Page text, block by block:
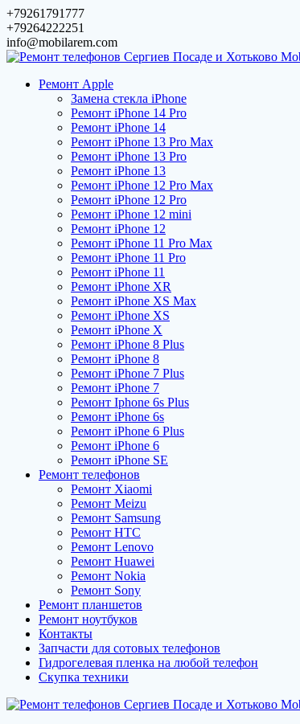
Перейти
к
содержимому
+79261791777
+79264222251
info@mobilarem.com
Ремонт Apple
Замена стекла iPhone
Ремонт iPhone 14 Pro
Ремонт iPhone 14
Ремонт iPhone 13 Pro Max
Ремонт iPhone 13 Pro
Ремонт iPhone 13
Ремонт iPhone 12 Pro Max
Ремонт iPhone 12 Pro
Ремонт iPhone 12 mini
Ремонт iPhone 12
Ремонт iPhone 11 Pro Max
Ремонт iPhone 11 Pro
Ремонт iPhone 11
Ремонт iPhone XR
Ремонт iPhone XS Max
Ремонт iPhone XS
Ремонт iPhone X
Ремонт iPhone 8 Plus
Ремонт iPhone 8
Ремонт iPhone 7 Plus
Ремонт iPhone 7
Ремонт Iphone 6s Plus
Ремонт iPhone 6s
Ремонт iPhone 6 Plus
Ремонт iPhone 6
Ремонт iPhone SE
Ремонт телефонов
Ремонт Xiaomi
Ремонт Meizu
Ремонт Samsung
Ремонт HTC
Ремонт Lenovo
Ремонт Huawei
Ремонт Nokia
Ремонт Sony
Ремонт планшетов
Ремонт ноутбуков
Контакты
Запчасти для сотовых телефонов
Гидрогелевая пленка на любой телефон
Скупка техники